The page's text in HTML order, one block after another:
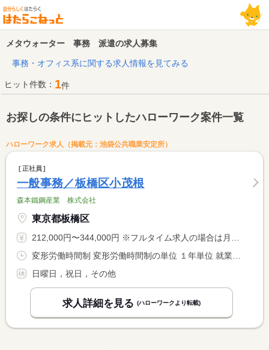
メタウォーター 事務 派遣の求人募集
事務・オフィス系に関する求人情報を見てみる
ヒット件数： 1件
お探しの条件にヒットしたハローワーク案件一覧
ハローワーク求人（掲載元：池袋公共職業安定所）
正社員
一般事務／板橋区小茂根
森本鐵鋼産業 株式会社
東京都板橋区
212,000円〜344,000円 ※フルタイム求人の場合は月額（換算額）、パート求人の場合は時間額を表示しています。
日曜日，祝日，その他
求人詳細を見る (ハローワークより転載)